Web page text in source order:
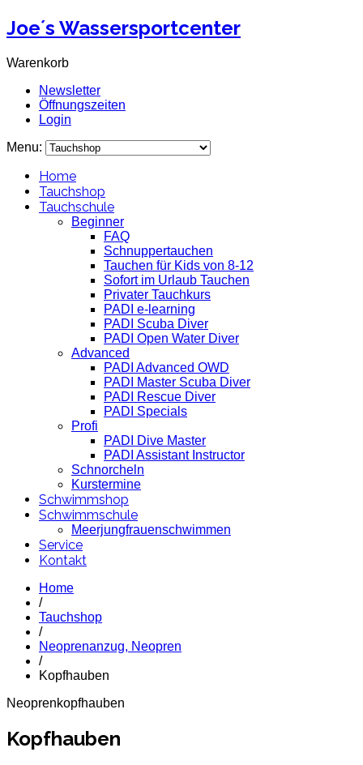
Joe´s Wassersportcenter
Warenkorb
Newsletter
Öffnungszeiten
Login
Menu:
Home
Tauchshop
Tauchschule
Beginner
FAQ
Schnuppertauchen
Tauchen für Kids von 8-12
Sofort im Urlaub Tauchen
Privater Tauchkurs
PADI e-learning
PADI Scuba Diver
PADI Open Water Diver
Advanced
PADI Advanced OWD
PADI Master Scuba Diver
PADI Rescue Diver
PADI Specials
Profi
PADI Dive Master
PADI Assistant Instructor
Schnorcheln
Kurstermine
Schwimmshop
Schwimmschule
Meerjungfrauenschwimmen
Service
Kontakt
Home
/
Tauchshop
/
Neoprenanzug, Neopren
/
Kopfhauben
Neoprenkopfhauben
Kopfhauben